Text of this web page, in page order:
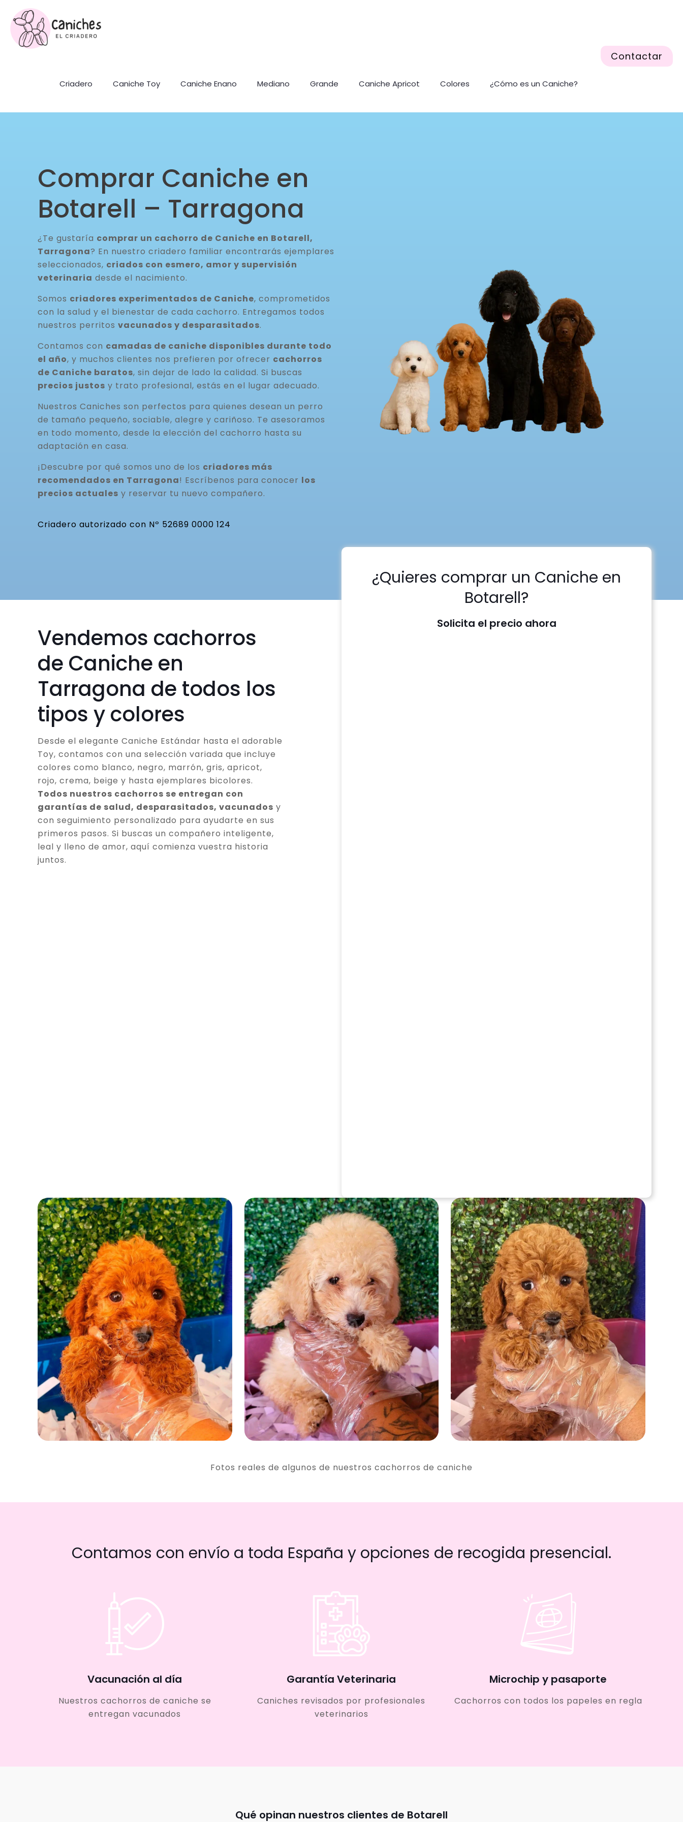
Criadero Caniche Toy Caniche Enano Mediano Grande Caniche Apricot Colores ¿Cómo es un Caniche?
Contactar
Comprar Caniche en
Botarell – Tarragona
¿Te gustaría comprar un cachorro de Caniche en Botarell,
Tarragona? En nuestro criadero familiar encontrarás ejemplares
seleccionados, criados con esmero, amor y supervisión
veterinaria desde el nacimiento.
Somos criadores experimentados de Caniche, comprometidos
con la salud y el bienestar de cada cachorro. Entregamos todos
nuestros perritos vacunados y desparasitados.
Contamos con camadas de caniche disponibles durante todo
el año, y muchos clientes nos prefieren por ofrecer cachorros
de Caniche baratos, sin dejar de lado la calidad. Si buscas
precios justos y trato profesional, estás en el lugar adecuado.
Nuestros Caniches son perfectos para quienes desean un perro
de tamaño pequeño, sociable, alegre y cariñoso. Te asesoramos
en todo momento, desde la elección del cachorro hasta su
adaptación en casa.
¡Descubre por qué somos uno de los criadores más
recomendados en Tarragona! Escríbenos para conocer los
precios actuales y reservar tu nuevo compañero.
Criadero autorizado con Nº 52689 0000 124
Vendemos cachorros
de Caniche en
Tarragona de todos los
tipos y colores
Desde el elegante Caniche Estándar hasta el adorable
Toy, contamos con una selección variada que incluye
colores como blanco, negro, marrón, gris, apricot,
rojo, crema, beige y hasta ejemplares bicolores.
Todos nuestros cachorros se entregan con
garantías de salud, desparasitados, vacunados y
con seguimiento personalizado para ayudarte en sus
primeros pasos. Si buscas un compañero inteligente,
leal y lleno de amor, aquí comienza vuestra historia
juntos.
¿Quieres comprar un Caniche en
Botarell?
Solicita el precio ahora
Fotos reales de algunos de nuestros cachorros de caniche
Contamos con envío a toda España y opciones de recogida presencial.
Vacunación al día
Nuestros cachorros de caniche se
entregan vacunados
Garantía Veterinaria
Caniches revisados por profesionales
veterinarios
Microchip y pasaporte
Cachorros con todos los papeles en regla
Qué opinan nuestros clientes de Botarell